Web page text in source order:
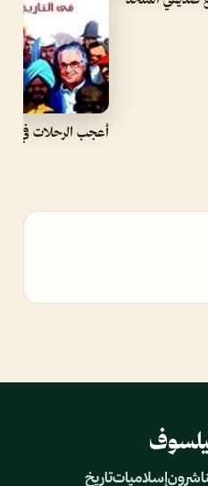
أعجب الرحلات في
إسلامياتتاريخ